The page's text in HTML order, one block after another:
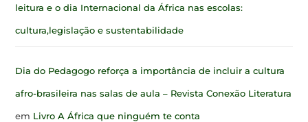
leitura e o dia Internacional da África nas escolas:
cultura,legislação e sustentabilidade
Dia do Pedagogo reforça a importância de incluir a cultura
afro-brasileira nas salas de aula – Revista Conexão Literatura
em Livro A África que ninguém te conta